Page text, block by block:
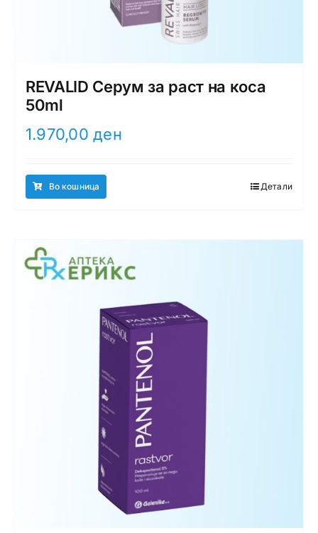
REVALID Серум за раст на коса
50ml
1.970,00ден
Во кошница Детали